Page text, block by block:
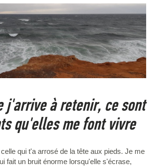
j'arrive à retenir, ce sont
qu'elles me font vivre
qui t'a arrosé de la tête aux pieds. Je me
fait un bruit énorme lorsqu'elle s'écrase,